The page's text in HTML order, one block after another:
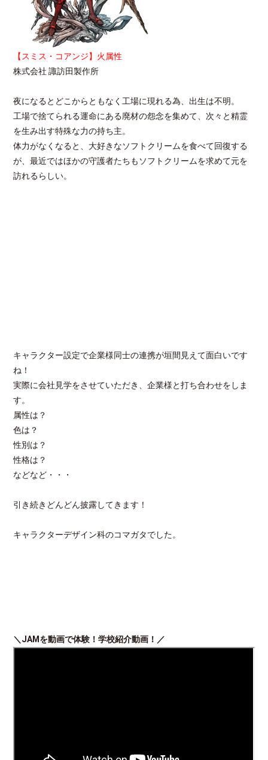
【スミス・コアンジ】火属性
株式会社 諏訪田製作所
夜になるとどこからともなく工場に現れる為、出生は不明。
工場で捨てられる運命にある廃材の怨念を集めて、次々と精霊
を生み出す特殊な力の持ち主。
体力がなくなると、大好きなソフトクリームを食べて回復する
が、最近ではほかの守護者たちもソフトクリームを求めて元を
訪れるらしい。
キャラクター設定で企業様同士の連携が垣間見えて面白いです
ね！
実際に会社見学をさせていただき、企業様と打ち合わせをしま
す。
属性は？
色は？
性別は？
性格は？
などなど・・・
引き続きどんどん披露してきます！
キャラクターデザイン科のコマガタでした。
＼JAMを動画で体験！学校紹介動画！／